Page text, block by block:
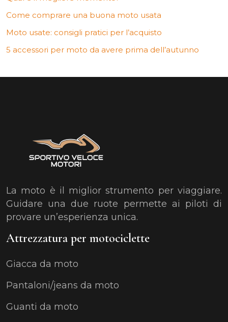
Come comprare una buona moto usata
Moto usate: consigli pratici per l’acquisto
5 accessori per moto da avere prima dell’autunno
La moto è il miglior strumento per viaggiare.
Guidare una due ruote permette ai piloti di
provare un’esperienza unica.
Attrezzatura per motociclette
Giacca da moto
Pantaloni/jeans da moto
Guanti da moto